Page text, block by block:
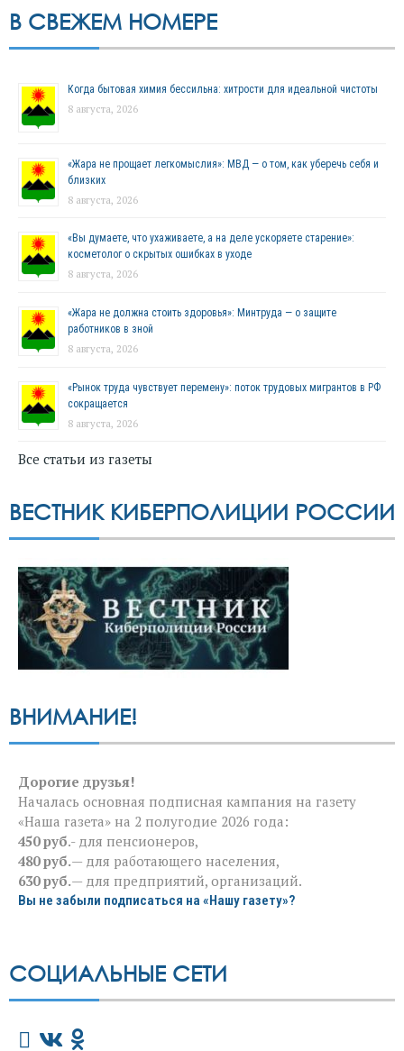
В СВЕЖЕМ НОМЕРЕ
Когда бытовая химия бессильна: хитрости для идеальной чистоты
8 августа, 2026
«Жара не прощает легкомыслия»: МВД — о том, как уберечь себя и
близких
8 августа, 2026
«Вы думаете, что ухаживаете, а на деле ускоряете старение»:
косметолог о скрытых ошибках в уходе
8 августа, 2026
«Жара не должна стоить здоровья»: Минтруда — о защите
работников в зной
8 августа, 2026
«Рынок труда чувствует перемену»: поток трудовых мигрантов в РФ
сокращается
8 августа, 2026
Все статьи из газеты
ВЕСТНИК КИБЕРПОЛИЦИИ РОССИИ
ВНИМАНИЕ!
Дорогие друзья!
Началась основная подписная кампания на газету
«Наша газета» на 2 полугодие 2026 года:
450 руб.- для пенсионеров,
480 руб.— для работающего населения,
630 руб.— для предприятий, организаций.
Вы не забыли подписаться на «Нашу газету»?
СОЦИАЛЬНЫЕ СЕТИ